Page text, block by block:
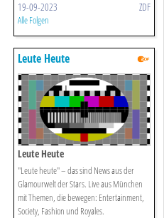
19-09-2023 ZDF
Alle Folgen
Leute Heute
Leute Heute
"Leute heute" – das sind News aus der
Glamourwelt der Stars. Live aus München
mit Themen, die bewegen: Entertainment,
Society, Fashion und Royales.